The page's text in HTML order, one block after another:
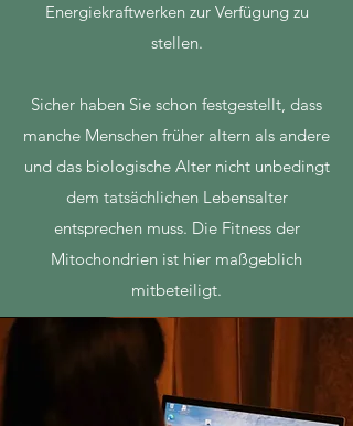
Energiekraftwerken zur Verfügung zu
stellen.
Sicher haben Sie schon festgestellt, dass
manche Menschen früher altern als andere
und das biologische Alter nicht unbedingt
dem tatsächlichen Lebensalter
entsprechen muss. Die Fitness der
Mitochondrien ist hier maßgeblich
mitbeteiligt.